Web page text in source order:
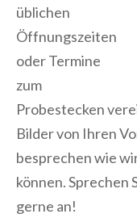
üblichen
Öffnungszeiten
oder Termine
zum
Probestecken
Bilder von Ihren
besprechen wie
können. Sprechen
gerne an!